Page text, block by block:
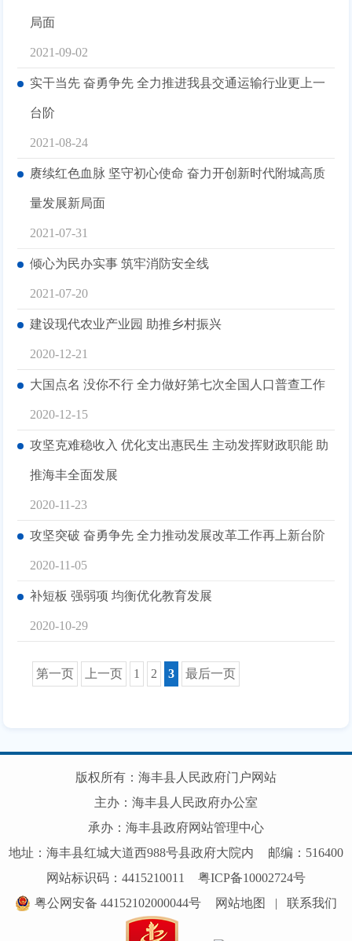
局面
2021-09-02
实干当先 奋勇争先 全力推进我县交通运输行业更上一
台阶
2021-08-24
赓续红色血脉 坚守初心使命 奋力开创新时代附城高质
量发展新局面
2021-07-31
倾心为民办实事 筑牢消防安全线
2021-07-20
建设现代农业产业园 助推乡村振兴
2020-12-21
大国点名 没你不行 全力做好第七次全国人口普查工作
2020-12-15
攻坚克难稳收入 优化支出惠民生 主动发挥财政职能 助
推海丰全面发展
2020-11-23
攻坚突破 奋勇争先 全力推动发展改革工作再上新台阶
2020-11-05
补短板 强弱项 均衡优化教育发展
2020-10-29
第一页 上一页 1 2 3 最后一页
版权所有：海丰县人民政府门户网站
主办：海丰县人民政府办公室
承办：海丰县政府网站管理中心
地址：海丰县红城大道西988号县政府大院内
邮编：516400
网站标识码：4415210011
粤ICP备10002724号
粤公网安备 44152102000044号
网站地图 | 联系我们